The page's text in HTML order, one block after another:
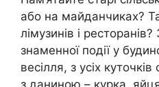
або на майданчиках?
лімузинів і
знаменної події у
весілля, з усіх
з даниною – курка,